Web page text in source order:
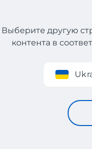
Регистрация
Выберите другую
контента в
Как
Испании в